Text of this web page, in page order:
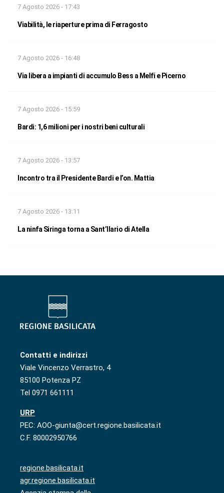
7 Agosto 2026 - 17:43
Viabilità, le riaperture prima di Ferragosto
7 Agosto 2026 - 16:48
Via libera a impianti di accumulo Bess a Melfi e Picerno
7 Agosto 2026 - 15:59
Bardi: 1,6 milioni per i nostri beni culturali
7 Agosto 2026 - 13:57
Incontro tra il Presidente Bardi e l’on. Mattia
7 Agosto 2026 - 13:11
La ninfa Siringa torna a Sant’Ilario di Atella
Contatti e indirizzi
Viale Vincenzo Verrastro, 4
85100 Potenza PZ
Tel 0971 661111
URP
PEC: AOO-giunta@cert.regione.basilicata.it
C.F. 80002950766
regione.basilicata.it
agr.regione.basilicata.it